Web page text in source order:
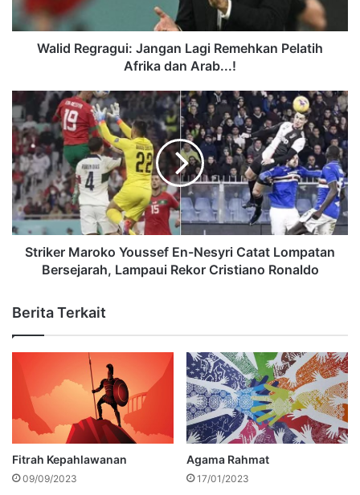
Walid Regragui: Jangan Lagi Remehkan Pelatih
Afrika dan Arab...!
Striker Maroko Youssef En-Nesyri Catat Lompatan
Bersejarah, Lampaui Rekor Cristiano Ronaldo
Berita Terkait
Fitrah Kepahlawanan
09/09/2023
Agama Rahmat
17/01/2023